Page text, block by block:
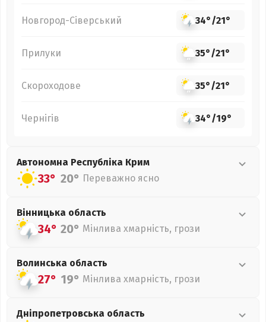
Новгород-Сіверський 34°/21°
Прилуки 35°/21°
Скороходове 35°/21°
Чернігів 34°/19°
Автономна Республіка Крим
33° 20° Переважно ясно
Вінницька область
34° 20° Мінлива хмарність, грози
Волинська область
27° 19° Мінлива хмарність, грози
Дніпропетровська область